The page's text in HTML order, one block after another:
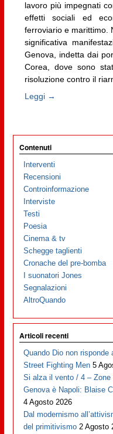
lavoro più impegnati
effetti sociali ed
ferroviario e marittimo.
significativa
Genova, indetta dai
Corea, dove sono
risoluzione contro il
Leggi →
Contenuti
Interventi
Recensioni
Controinformazione
Interviste
Testi
Poesia
Cinema & tv
Schegge taglienti
Cronache del pre-bomba
I suonatori Jones
Segnalazioni
AltroQuando
Articoli recenti
Quando Dio non risponde
Street Fighting Men 5
Si alza il vento / 4 – Zone
Genova è Napoli: Blaise
4 Agosto 2026
Dal modernismo
del primitivismo 2 Agosto